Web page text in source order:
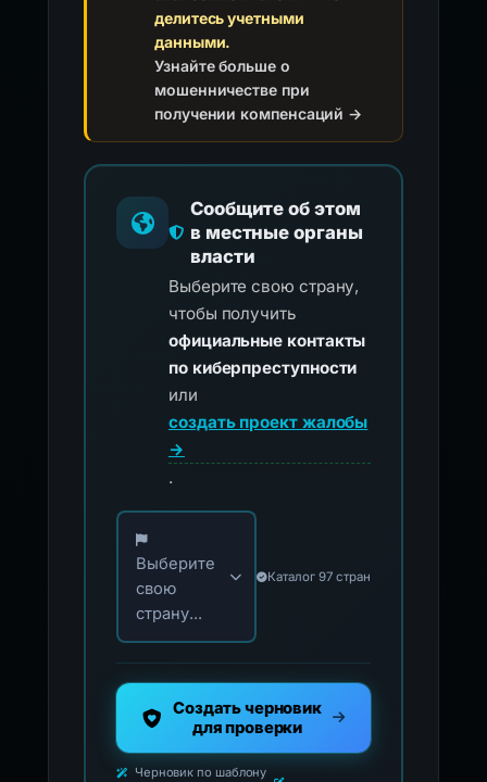
делитесь учетными
данными.
Узнайте больше о
мошенничестве при
получении компенсаций →
Сообщите об этом
в местные органы
власти
Выберите свою страну,
чтобы получить
официальные контакты
по киберпреступности
или
создать проект жалобы
→
.
Выберите свою страну для официальных
Выберите
свою
страну...
Каталог 97 стран
Создать черновик
для проверки
Черновик по шаблону